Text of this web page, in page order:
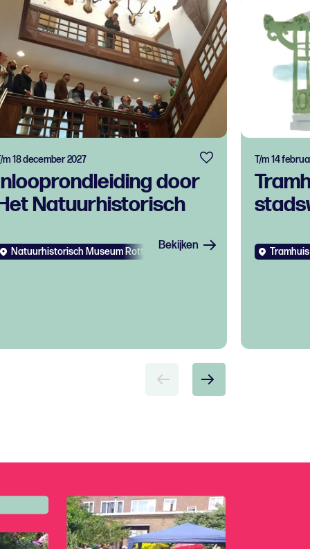
door
Natuurhistorisch
m 18 december 2027
Natuurhistorisch Museum Rotterdam Evenementen
Bekijken
T/m 14
Tramhuis